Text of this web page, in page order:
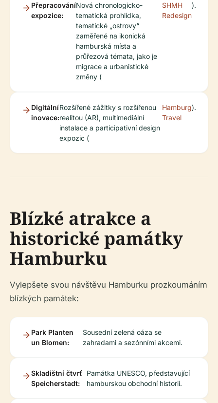
Přepracování
expozice:
Nová chronologicko-
tematická prohlídka,
tematické „ostrovy“
zaměřené na ikonická
hamburská místa a
průřezová témata, jako je
migrace a urbanistické
změny (
SHMH
Redesign
).
Digitální
inovace:
Rozšířené zážitky s rozšířenou
realitou (AR), multimediální
instalace a participativní design
expozic (
Hamburg
Travel
).
Blízké atrakce a
historické památky
Hamburku
Vylepšete svou návštěvu Hamburku prozkoumáním
blízkých památek:
Park Planten
un Blomen:
Sousední zelená oáza se
zahradami a sezónními akcemi.
Skladištní čtvrť
Speicherstadt:
Památka UNESCO, představující
hamburskou obchodní historii.